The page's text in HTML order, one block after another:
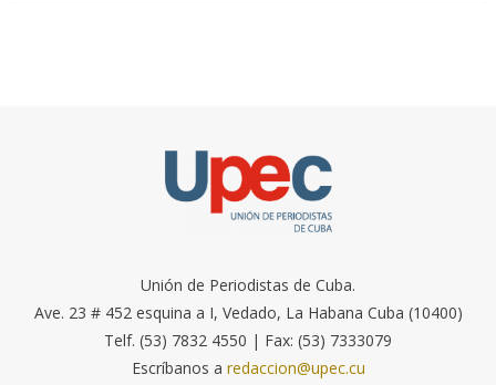
Unión de Periodistas de Cuba.
Ave. 23 # 452 esquina a I, Vedado, La Habana Cuba (10400)
Telf. (53) 7832 4550 | Fax: (53) 7333079
Escríbanos a redaccion@upec.cu